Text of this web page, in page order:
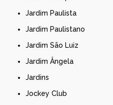
Jardim Paulista
Jardim Paulistano
Jardim São Luiz
Jardim Ângela
Jardins
Jockey Club